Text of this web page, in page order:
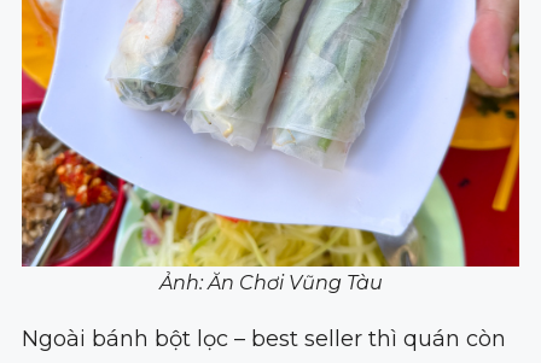
Ảnh: Ăn Chơi Vũng Tàu
Ngoài bánh bột lọc – best seller thì quán còn